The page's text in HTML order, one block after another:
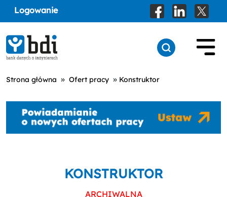
Logowanie
Strona główna » Ofert pracy » Konstruktor
KONSTRUKTOR
ARCHIWALNA